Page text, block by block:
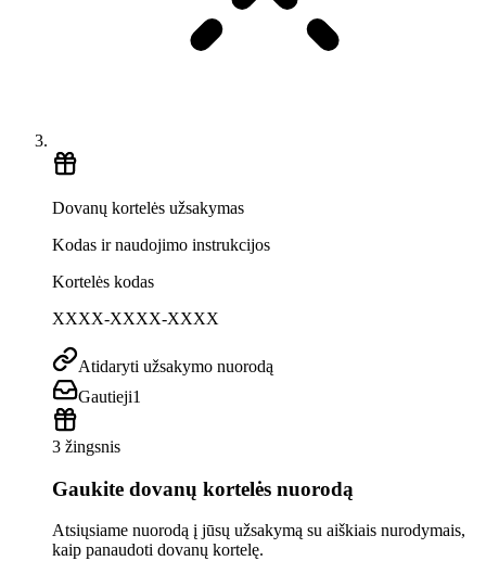
Dovanų kortelės užsakymas
Kodas ir naudojimo instrukcijos
Kortelės kodas
XXXX-XXXX-XXXX
Atidaryti užsakymo nuorodą
Gautieji1
3 žingsnis
Gaukite dovanų kortelės nuorodą
Atsiųsiame nuorodą į jūsų užsakymą su aiškiais nurodymais,
kaip panaudoti dovanų kortelę.